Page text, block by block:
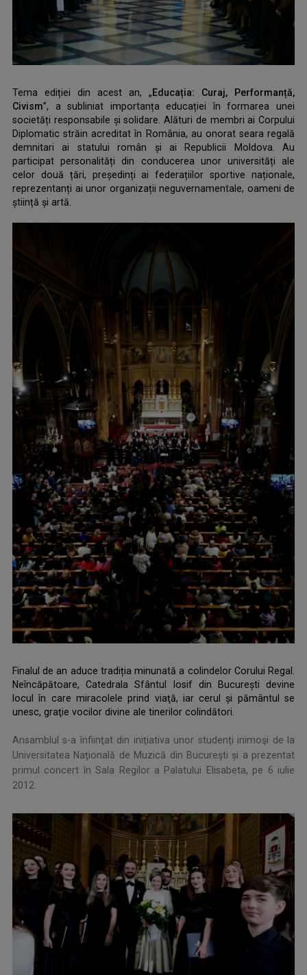
Tema ediției din acest an, „Educația: Curaj, Performanță,
Civism”, a subliniat importanța educației în formarea unei
societăți responsabile și solidare. Alături de membri ai Corpului
Diplomatic străin acreditat în România, au onorat seara regală
demnitari ai statului român și ai Republicii Moldova. Au
participat personalități din conducerea unor universități ale
celor două țări, președinți ai federațiilor sportive naționale,
reprezentanți ai unor organizații neguvernamentale, oameni de
știință și artă.
Finalul de an aduce tradiția minunată a colindelor Corului Regal.
Neîncăpătoare, Catedrala Sfântul Iosif din Bucureşti devine
locul în care miracolele prind viaţă, iar cerul şi pământul se
unesc, graţie vocilor divine ale tinerilor colindători.
Ansamblul s-a înfiinţat din iniţiativa unor studenţi inimoşi de la
Universitatea Naţională de Muzică din Bucureşti și a prezentat
primul concert în Sala Regilor a Palatului Elisabeta, pe 6 iulie
2012.